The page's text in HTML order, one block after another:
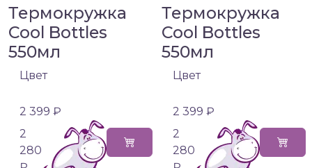
Термокружка
Cool Bottles
550мл
Цвет
2 399 ₽
2
280
Термокружка
Cool Bottles
550мл
Цвет
2 399 ₽
2
280